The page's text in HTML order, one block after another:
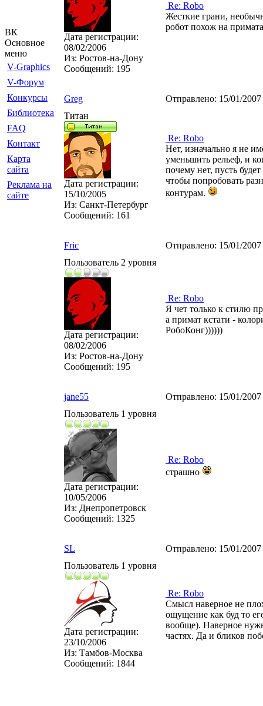
ВК
Основное
меню
V-Graphics
V-Форум
Конкурсы
Библиотека
FAQ
Контакт
Карта
сайта
Реклама на
сайте
Дата регистрации:
08/02/2006
Из: Ростов-на-Дону
Сообщений: 195
Re: Robo
Жесткие грани,
робот похож на
Greg Отправлено: 15/01/
Титан
Дата регистрации:
15/10/2005
Из: Санкт-Петербург
Сообщений: 161
Re: Robo
Нет, изначально я не
уменьшить рельеф, и
почему нет, пусть
чтобы попробовать
контурам.
Fric Отправлено: 15/01/
Пользователь 2 уровня
Дата регистрации:
08/02/2006
Из: Ростов-на-Дону
Сообщений: 195
Re: Robo
Я чет только к стилю
а примат кстати -
РобоКонг))))))
jane55 Отправлено: 15/01/
Пользователь 1 уровня
Дата регистрации:
10/05/2006
Из: Днепропетровск
Сообщений: 1325
Re: Robo
страшно
SL Отправлено: 15/01/
Пользователь 1 уровня
Дата регистрации:
23/10/2006
Из: Тамбов-Москва
Сообщений: 1844
Re: Robo
Смысл наверное не
ощущение как буд то
вообще). Наверное
частях. Да и бликов